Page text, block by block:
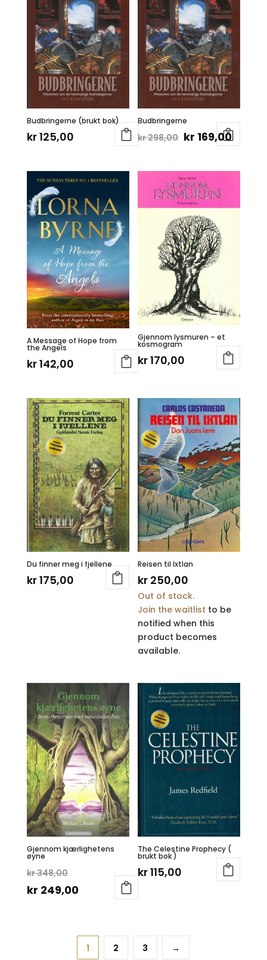
Budbringerne (brukt bok)
kr125,00
Budbringerne
kr298,00 Opprinnelig
var:
kr 298,00.
kr 169,00
er:
A Message of Hope from
the Angels
kr142,00
Gjennom lysmuren – et
kosmogram
kr170,00
Du finner meg i fjellene
kr175,00
Reisen til Ixtlan
kr 250,00
Out of stock.
Join the waitlist to be
notified when this
product becomes
available.
Gjennom kjærlighetens
øyne
kr348,00
pris
kr 249,00Nåværende
kr 249,00.
The Celestine Prophecy (
brukt bok )
kr115,00
1 2 3 →